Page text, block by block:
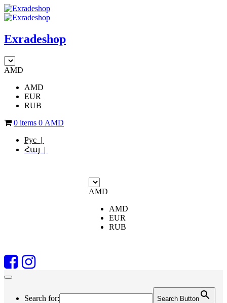
Exradeshop
AMD
AMD
EUR
RUB
0 items 0 AMD
Рус |
Հայ |
AMD
AMD
EUR
RUB
Search for: Search Button